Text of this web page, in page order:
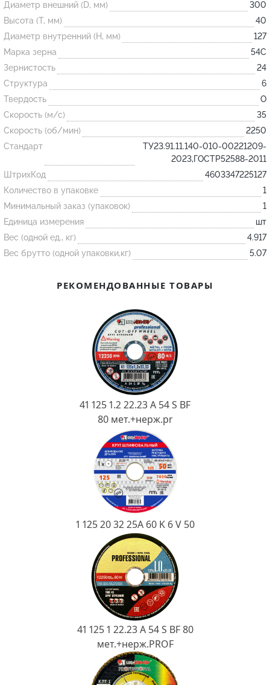
Огнеупорные
изделия
Скачать каталог
Тигель
Муфель
Черпак
Шербер
Трубка
Стержень
Пробка
Подставка
Лодочка
Контакт
Огнеупорная SiC смесь
Диаметр внешний (D, мм)
300
Высота (T, мм)
40
Диаметр внутренний (H, мм)
127
Марка зерна
54С
Зернистость
24
Структура
6
Твердость
O
Скорость (м/с)
35
Скорость (об/мин)
2250
Стандарт
ТУ23.91.11.140-010-00221209-
2023,ГОСТР52588-2011
ШтрихКод
4603347225127
Количество в упаковке
1
Минимальный заказ (упаковок)
1
Единица измерения
шт
Вес (одной ед., кг)
4.917
Вес брутто (одной упаковки,кг)
5.07
РЕКОМЕНДОВАННЫЕ ТОВАРЫ
41 125 1.2 22.23 A 54 S BF
80 мет.+нерж.pr
1 125 20 32 25А 60 K 6 V 50
41 125 1 22.23 A 54 S BF 80
мет.+нерж.PROF